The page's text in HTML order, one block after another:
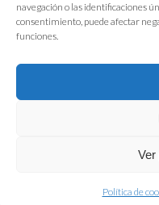
navegación o las identificaciones
consentimiento, puede afectar
funciones.
Ver
Política de
FIAB Federación Española